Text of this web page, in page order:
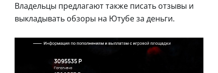
Владельцы предлагают также писать отзывы и
выкладывать обзоры на Ютубе за деньги.